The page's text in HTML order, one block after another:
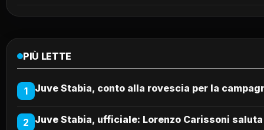
PIÙ LETTE
1 Juve Stabia, conto alla rovescia per la
2 Juve Stabia, ufficiale: Lorenzo Carissoni